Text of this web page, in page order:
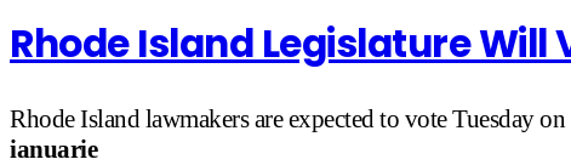
Rhode Island Legislature
Rhode Island lawmakers are expected to vote Tuesday
ianuarie